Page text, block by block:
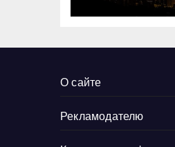
О сайте
Рекламодателю